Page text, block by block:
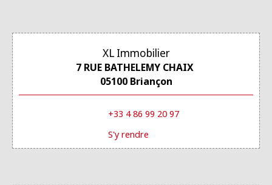
XL Immobilier
7 RUE BATHELEMY CHAIX
05100 Briançon
+33 4 86 99 20 97
S'y rendre